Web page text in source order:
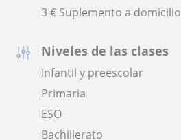
3 € Suplemento a domicilio
Niveles de las clases
Infantil y preescolar
Primaria
ESO
Bachillerato